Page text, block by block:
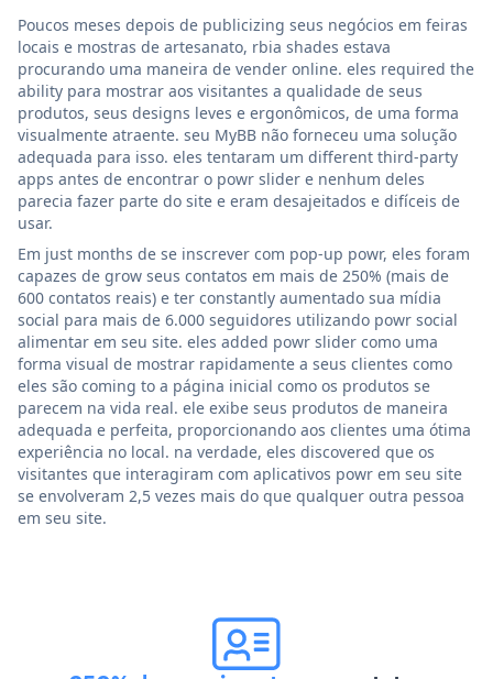
Poucos meses depois de publicizing seus negócios em feiras
locais e mostras de artesanato, rbia shades estava
procurando uma maneira de vender online. eles required the
ability para mostrar aos visitantes a qualidade de seus
produtos, seus designs leves e ergonômicos, de uma forma
visualmente atraente. seu MyBB não forneceu uma solução
adequada para isso. eles tentaram um different third-party
apps antes de encontrar o powr slider e nenhum deles
parecia fazer parte do site e eram desajeitados e difíceis de
usar.
Em just months de se inscrever com pop-up powr, eles foram
capazes de grow seus contatos em mais de 250% (mais de
600 contatos reais) e ter constantly aumentado sua mídia
social para mais de 6.000 seguidores utilizando powr social
alimentar em seu site. eles added powr slider como uma
forma visual de mostrar rapidamente a seus clientes como
eles são coming to a página inicial como os produtos se
parecem na vida real. ele exibe seus produtos de maneira
adequada e perfeita, proporcionando aos clientes uma ótima
experiência no local. na verdade, eles discovered que os
visitantes que interagiram com aplicativos powr em seu site
se envolveram 2,5 vezes mais do que qualquer outra pessoa
em seu site.